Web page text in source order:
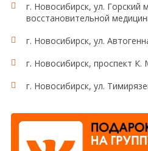
г. Новосибирск, ул. Горский
восстановительной
г. Новосибирск, ул.
г. Новосибирск, проспект К.
г. Новосибирск, ул.